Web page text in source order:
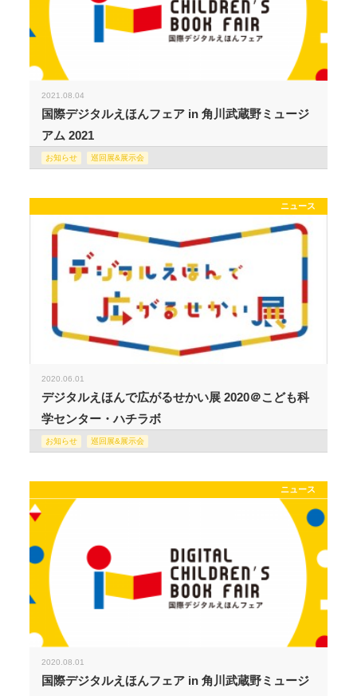
2021.08.04
国際デジタルえほんフェア in 角川武蔵野ミュージ
アム 2021
お知らせ 巡回展&展示会
ニュース
2020.06.01
デジタルえほんで広がるせかい展 2020＠こども科
学センター・ハチラボ
お知らせ 巡回展&展示会
ニュース
2020.08.01
国際デジタルえほんフェア in 角川武蔵野ミュージ